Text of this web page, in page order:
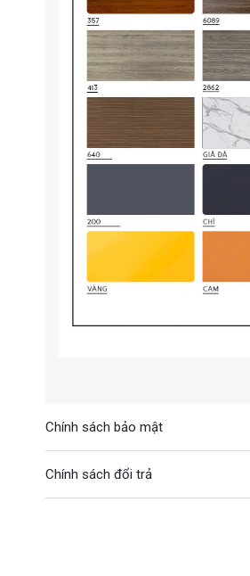
Chính sách bảo mật
Chính sách đổi trả